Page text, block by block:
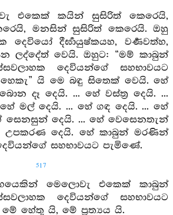
එකෙක් කයින් සුසිරිත් කෙරෙයි,
මනසින් සුසිරිත් කෙරෙයි. ඔහු
දෙවියෝ දීර්‍ඝායුෂ්කයහ, වර්‍ණවත්හ,
ලද්දේත් වෙයි. ඔහුට: “මම් කාබුන්
දෙවියන්ගේ සහභාවයට
යි මෙ බඳු සිතෙක් වෙයි. හේ
දෑ දෙයි. ... හේ වස්ත්‍ර දෙයි. ...
මල් දෙයි. ... හේ ගඳ දෙයි. ... හේ
සෙනසුන් දෙයි. ... හේ වෙසෙනතැන්
උපකරණ දෙයි. හේ කාබුන් මරණින්
සහභාවයට පැමිණේ.
517
මෙලොවැ එකෙක් කාබුන්
දෙවියන්ගේ සහභාවයට
හේතු යි, මේ ප්‍රත්‍යය යි.